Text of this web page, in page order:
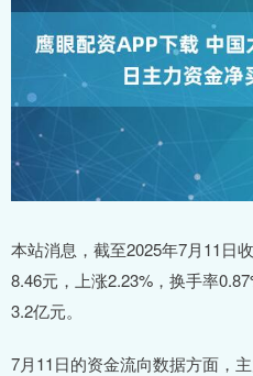
本站消息，截至2025年7月11日
8.46元，上涨2.23%，换手率
3.2亿元。
7月11日的资金流向数据方面，